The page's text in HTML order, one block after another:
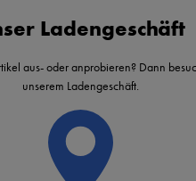
Ladengeschäft
aus- oder anprobieren? Dann
unserem Ladengeschäft.